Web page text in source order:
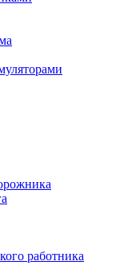
работника